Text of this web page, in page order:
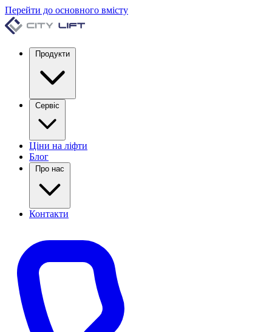
Перейти до основного вмісту
Ціни на ліфти
Блог
Контакти